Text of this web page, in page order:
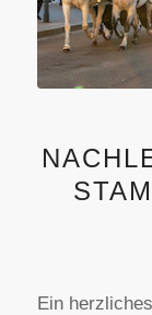
Ein